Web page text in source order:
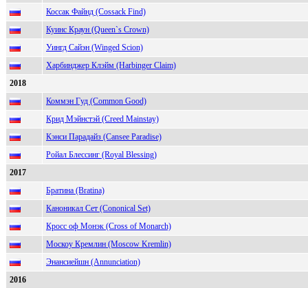
Коссак Файнд (Cossack Find)
Куинс Краун (Queen`s Crown)
Уингд Сайэн (Winged Scion)
Харбинджер Клэйм (Harbinger Claim)
2018
Коммэн Гуд (Common Good)
Крид Мэйнстэй (Creed Mainstay)
Кэнси Парадайз (Сansee Paradise)
Ройал Блессинг (Royal Blessing)
2017
Братина (Bratina)
Каноникал Сет (Cononical Set)
Кросс оф Монэк (Cross of Monarch)
Москоу Кремлин (Moscow Kremlin)
Энансиейшн (Annunciation)
2016